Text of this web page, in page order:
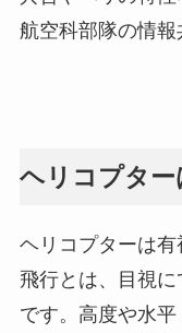
航空科部隊の情報
ヘリコプター
ヘリコプターは
飛行とは、目視
です。高度や水